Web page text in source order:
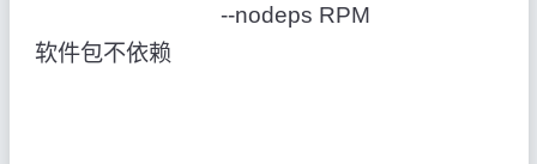
--nodeps RPM
软件包不依赖